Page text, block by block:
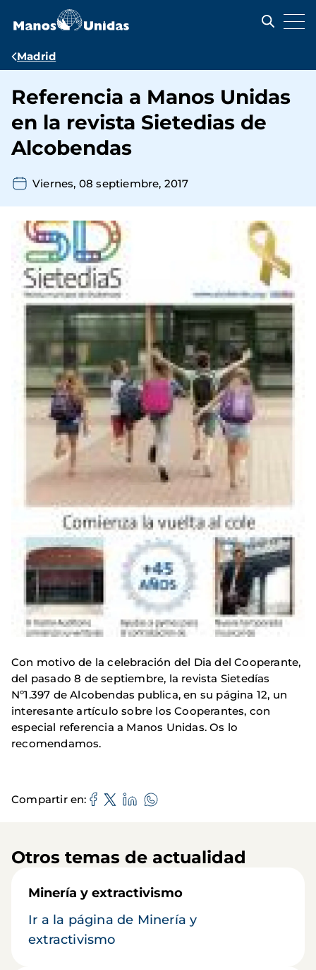
contenido
Ruta
navegación
Madrid
Referencia a Manos Unidas
en la revista Sietedias de
Alcobendas
Viernes, 08 septiembre, 2017
Con motivo de la celebración del Dia del Cooperante,
del pasado 8 de septiembre, la revista Sietedías
Nº1.397 de Alcobendas publica, en su página 12, un
interesante artículo sobre los Cooperantes, con
especial referencia a Manos Unidas. Os lo
recomendamos.
Compartir en
Otros temas de actualidad
Minería y extractivismo
Ir a la página de Minería y
extractivismo